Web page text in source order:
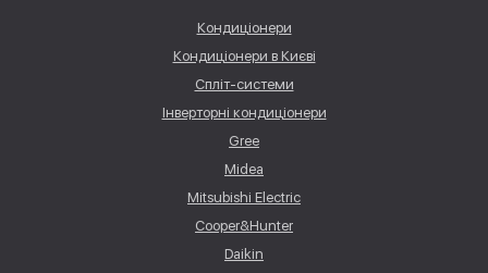
Кондиціонери
Кондиціонери в Києві
Спліт-системи
Інверторні кондиціонери
Gree
Midea
Mitsubishi Electric
Cooper&Hunter
Daikin